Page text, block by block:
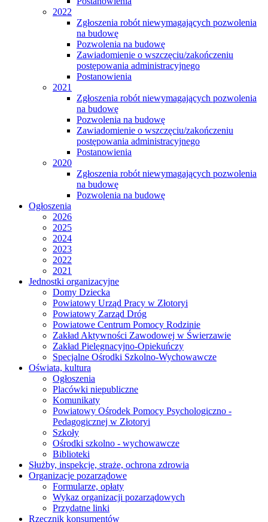
2022
Zgłoszenia robót niewymagających pozwolenia
na budowę
Pozwolenia na budowę
Zawiadomienie o wszczęciu/zakończeniu
postępowania administracyjnego
Postanowienia
2021
Zgłoszenia robót niewymagających pozwolenia
na budowę
Pozwolenia na budowę
Zawiadomienie o wszczęciu/zakończeniu
postępowania administracyjnego
Postanowienia
2020
Zgłoszenia robót niewymagających pozwolenia
na budowę
Pozwolenia na budowę
Ogłoszenia
2026
2025
2024
2023
2022
2021
Jednostki organizacyjne
Domy Dziecka
Powiatowy Urząd Pracy w Złotoryi
Powiatowy Zarząd Dróg
Powiatowe Centrum Pomocy Rodzinie
Zakład Aktywności Zawodowej w Świerzawie
Zakład Pielęgnacyjno-Opiekuńczy
Specjalne Ośrodki Szkolno-Wychowawcze
Oświata, kultura
Ogłoszenia
Placówki niepubliczne
Komunikaty
Powiatowy Ośrodek Pomocy Psychologiczno -
Pedagogicznej w Złotoryi
Szkoły
Ośrodki szkolno - wychowawcze
Biblioteki
Służby, inspekcje, straże, ochrona zdrowia
Organizacje pozarządowe
Formularze, opłaty
Wykaz organizacji pozarządowych
Przydatne linki
Rzecznik konsumentów